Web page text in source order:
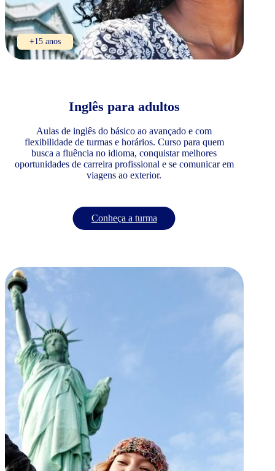
+15 anos
Inglês para adultos
Aulas de inglês do básico ao avançado e com
flexibilidade de turmas e horários. Curso para quem
busca a fluência no idioma, conquistar melhores
oportunidades de carreira profissional e se comunicar em
viagens ao exterior.
Conheça a turma